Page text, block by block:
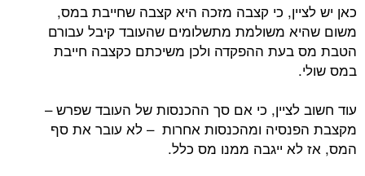
כאן יש לציין, כי קצבה מזכה היא קצבה שחייבת במס,
משום שהיא משולמת מתשלומים שהעובד קיבל עבורם
הטבת מס בעת ההפקדה ולכן משיכתם כקצבה חייבת
במס שולי.
עוד חשוב לציין, כי אם סך ההכנסות של העובד שפרש –
מקצבת הפנסיה ומהכנסות אחרות – לא עובר את סף
המס, אז לא ייגבה ממנו מס כלל.